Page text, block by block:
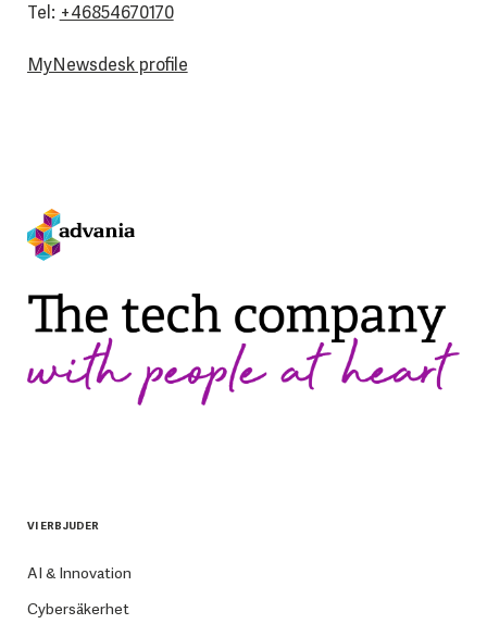
Tel: +46854670170
MyNewsdesk profile
VI ERBJUDER
AI & Innovation
Cybersäkerhet